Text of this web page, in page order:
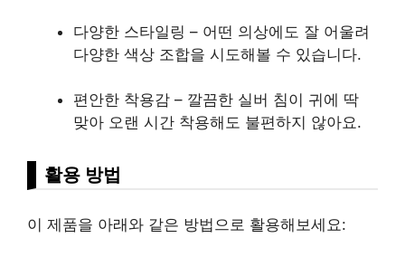
다양한 스타일링 – 어떤 의상에도 잘 어울려
다양한 색상 조합을 시도해볼 수 있습니다.
편안한 착용감 – 깔끔한 실버 침이 귀에 딱
맞아 오랜 시간 착용해도 불편하지 않아요.
활용 방법
이 제품을 아래와 같은 방법으로 활용해보세요: